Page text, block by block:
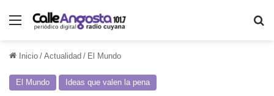
Menú
Inicio / Actualidad / El Mundo
El Mundo Ideas que valen la pena